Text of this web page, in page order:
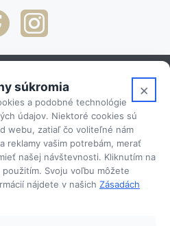
×
súkromia
a podobné technológie
údajov. Niektoré cookies sú
webu, zatiaľ čo voliteľné nám
reklamy vašim potrebám, merať
našej návštevnosti. Kliknutím na
Svoju voľbu môžete
nájdete v našich Zásadách